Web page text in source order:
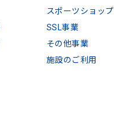
スポーツショップ
SSL事業
その他事業
施設のご利用